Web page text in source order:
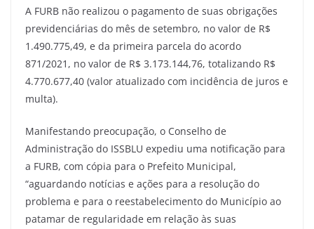
A FURB não realizou o pagamento de suas obrigações
previdenciárias do mês de setembro, no valor de R$
1.490.775,49, e da primeira parcela do acordo
871/2021, no valor de R$ 3.173.144,76, totalizando R$
4.770.677,40 (valor atualizado com incidência de juros e
multa).
Manifestando preocupação, o Conselho de
Administração do ISSBLU expediu uma notificação para
a FURB, com cópia para o Prefeito Municipal,
“aguardando notícias e ações para a resolução do
problema e para o reestabelecimento do Município ao
patamar de regularidade em relação às suas